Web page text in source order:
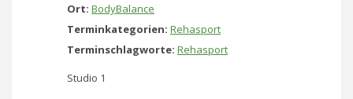
Ort: BodyBalance
Terminkategorien: Rehasport
Terminschlagworte: Rehasport
Studio 1